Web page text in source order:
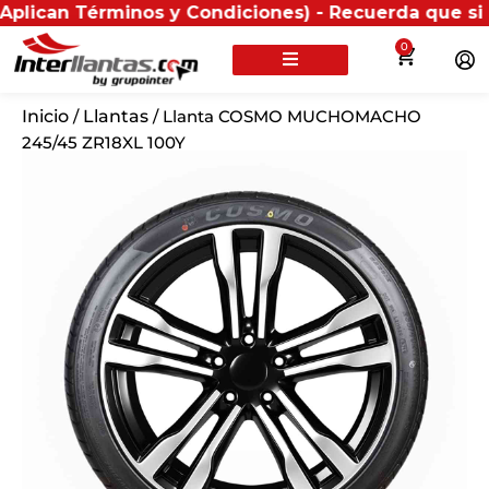
y Condiciones) - Recuerda que si
0
Inicio / Llantas / Llanta COSMO MUCHOMACHO
245/45 ZR18XL 100Y